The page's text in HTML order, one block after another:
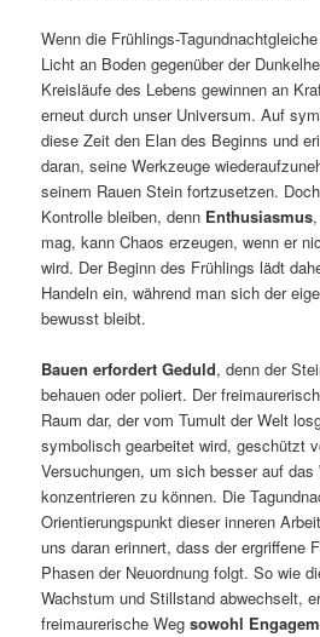
Wenn die Frühlings-
Licht an Boden gegenüber der
Kreisläufe des Lebens gewinnen an
erneut durch unser Universum. Auf
diese Zeit den Elan des Beginns und
daran, seine Werkzeuge
seinem Rauen Stein fortzusetzen.
Kontrolle bleiben, denn Enthusiasmus
mag, kann Chaos erzeugen, wenn er
wird. Der Beginn des Frühlings lädt
Handeln ein, während man sich der
bewusst bleibt.
Bauen erfordert Geduld, denn der
behauen oder poliert. Der
Raum dar, der vom Tumult der Welt
symbolisch gearbeitet wird, geschützt
Versuchungen, um sich besser auf das
konzentrieren zu können. Die
Orientierungspunkt dieser inneren
uns daran erinnert, dass der ergriffene
Phasen der Neuordnung folgt. So wie
Wachstum und Stillstand abwechselt,
freimaurerische Wegsowohl